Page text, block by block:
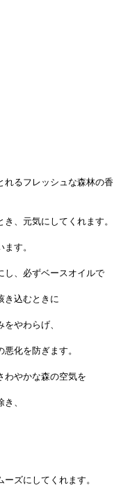
れるフレッシュな森林の香
、元気にしてくれます。
す。
し、必ずベースオイルで
き込むときに
やわらげ、
化を防ぎます。
わやかな森の空気を
、
ズにしてくれます。